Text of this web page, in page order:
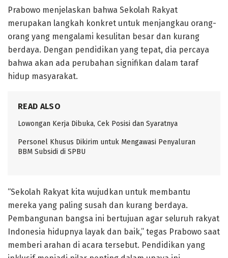
Prabowo menjelaskan bahwa Sekolah Rakyat
merupakan langkah konkret untuk menjangkau orang-
orang yang mengalami kesulitan besar dan kurang
berdaya. Dengan pendidikan yang tepat, dia percaya
bahwa akan ada perubahan signifikan dalam taraf
hidup masyarakat.
READ ALSO
Lowongan Kerja Dibuka, Cek Posisi dan Syaratnya
Personel Khusus Dikirim untuk Mengawasi Penyaluran
BBM Subsidi di SPBU
“Sekolah Rakyat kita wujudkan untuk membantu
mereka yang paling susah dan kurang berdaya.
Pembangunan bangsa ini bertujuan agar seluruh rakyat
Indonesia hidupnya layak dan baik,” tegas Prabowo saat
memberi arahan di acara tersebut. Pendidikan yang